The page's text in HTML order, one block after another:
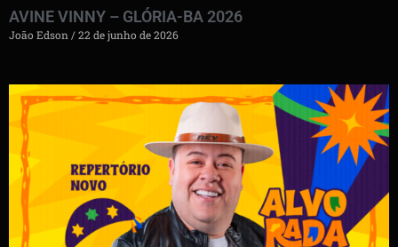
AVINE VINNY – GLÓRIA-BA 2026
João Edson 22 de junho de 2026